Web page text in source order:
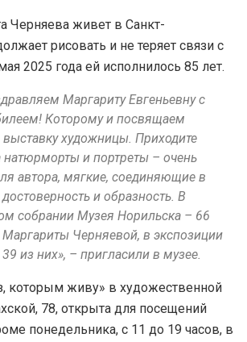
Черняева живет в Санкт-
рисовать и не теряет связи с
2025 года ей исполнилось 85 лет.
Маргариту Евгеньевну с
Которому и посвящаем
художницы. Приходите
натюрморты и портреты – очень
автора, мягкие, соединяющие в
достоверность и образность. В
собрании Музея Норильска – 66
Черняевой, в экспозиции
из них», – пригласили в музее.
которым живу» в художественной
78, открыта для посещений
понедельника, с 11 до 19 часов, в